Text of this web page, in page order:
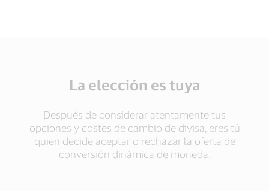
La elección es tuya
Después de considerar atentamente tus
opciones y costes de cambio de divisa, eres tú
quien decide aceptar o rechazar la oferta de
conversión dinámica de moneda.